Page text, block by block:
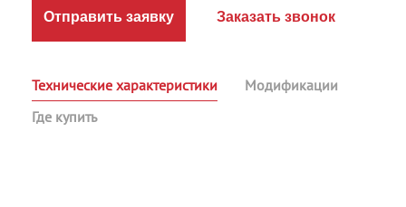
Отправить заявку Заказать звонок
Технические характеристики
Модификации
Где купить